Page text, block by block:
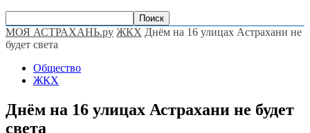
МОЯ АСТРАХАНЬ.ру ЖКХ Днём на 16 улицах Астрахани не
будет света
Общество
ЖКХ
Днём на 16 улицах Астрахани не будет
света